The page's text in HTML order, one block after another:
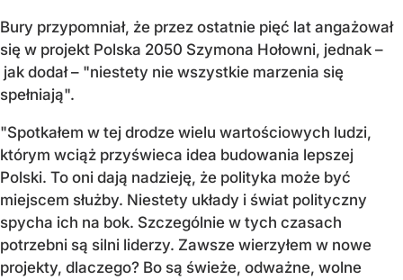
Bury przypomniał, że przez ostatnie pięć lat angażował
się w projekt Polska 2050 Szymona Hołowni, jednak –
jak dodał – "niestety nie wszystkie marzenia się
spełniają".
"Spotkałem w tej drodze wielu wartościowych ludzi,
którym wciąż przyświeca idea budowania lepszej
Polski. To oni dają nadzieję, że polityka może być
miejscem służby. Niestety układy i świat polityczny
spycha ich na bok. Szczególnie w tych czasach
potrzebni są silni liderzy. Zawsze wierzyłem w nowe
projekty, dlaczego? Bo są świeże, odważne, wolne